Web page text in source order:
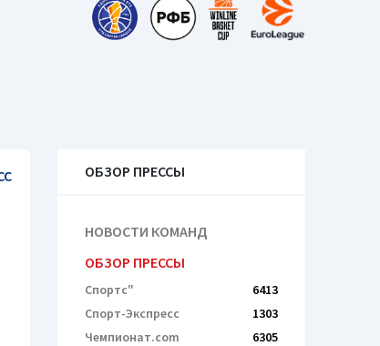
ОБЗОР ПРЕССЫ
НОВОСТИ КОМАНД
ОБЗОР ПРЕССЫ
Спортс"
6413
Спорт-Экспресс
1303
Чемпионат.com
6305